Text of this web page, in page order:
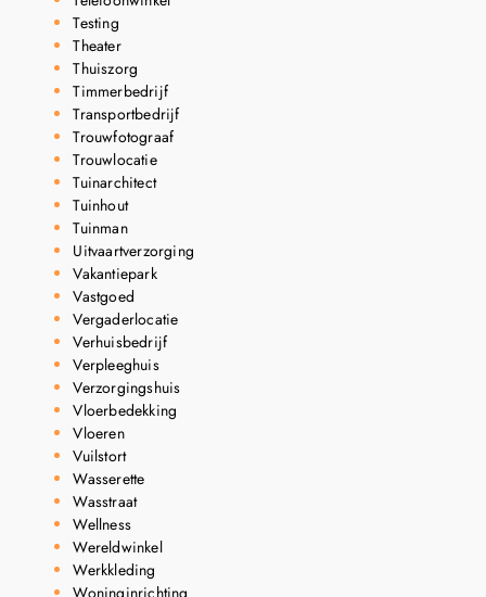
Testing
Theater
Thuiszorg
Timmerbedrijf
Transportbedrijf
Trouwfotograaf
Trouwlocatie
Tuinarchitect
Tuinhout
Tuinman
Uitvaartverzorging
Vakantiepark
Vastgoed
Vergaderlocatie
Verhuisbedrijf
Verpleeghuis
Verzorgingshuis
Vloerbedekking
Vloeren
Vuilstort
Wasserette
Wasstraat
Wellness
Wereldwinkel
Werkkleding
Woninginrichting